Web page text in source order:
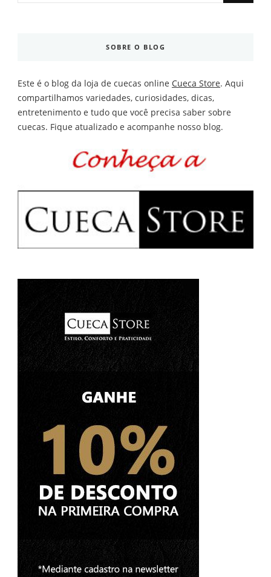
SOBRE O BLOG
Este é o blog da loja de cuecas online Cueca Store. Aqui
compartilhamos variedades, curiosidades, dicas,
entretenimento e tudo que você precisa saber sobre
cuecas. Fique atualizado e acompanhe nosso blog.